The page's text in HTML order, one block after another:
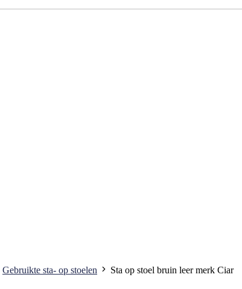
Gebruikte sta- op stoelen Sta op stoel bruin leer merk Ciar